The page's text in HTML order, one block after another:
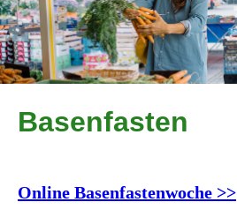
Basenfasten
Online Basenfastenwoche >>